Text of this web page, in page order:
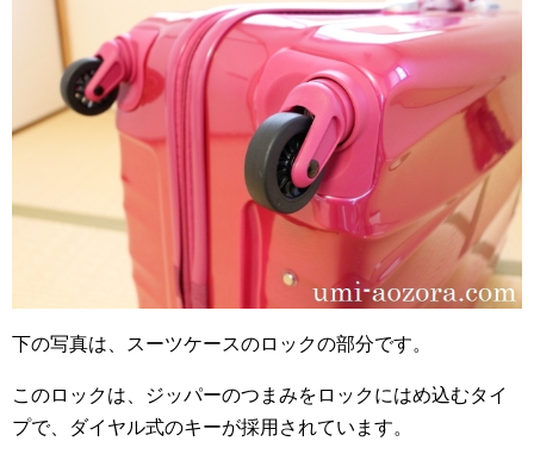
下の写真は、スーツケースのロックの部分です。
このロックは、ジッパーのつまみをロックにはめ込むタイ
プで、ダイヤル式のキーが採用されています。